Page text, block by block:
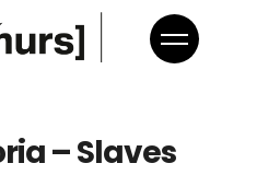
– Slaves